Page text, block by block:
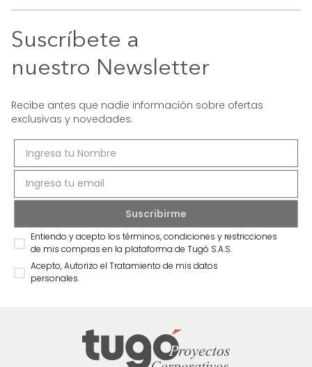
Suscríbete a
nuestro Newsletter
Recibe antes que nadie información sobre ofertas
exclusivas y novedades.
Entiendo y acepto los términos, condiciones y restricciones
de mis compras en la plataforma de Tugó S.A.S.
Acepto, Autorizo el Tratamiento de mis datos
personales.